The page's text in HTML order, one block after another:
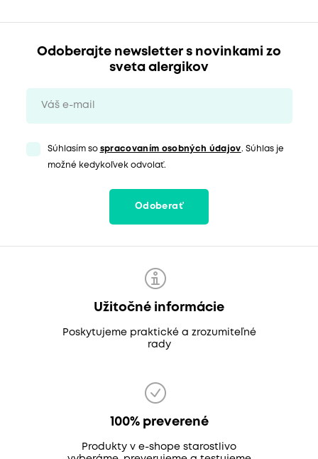
Odoberajte newsletter s novinkami zo
sveta alergikov
Súhlasím so spracovaním osobných údajov. Súhlas je
možné kedykoľvek odvolať.
Odoberať
Užitočné informácie
Poskytujeme praktické a zrozumiteľné
rady
100% preverené
Produkty v e-shope starostlivo